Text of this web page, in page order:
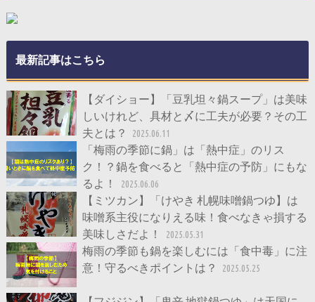
最新記事はこちら
【ダイショー】「豆乳坦々鍋スープ」は美味
しいけれど、具材と〆に工夫が必要？その工
夫とは？
2025.06.11
「梅雨の季節に鍋」は「熱中症」のリス
ク！？鍋を食べると「熱中症の予防」にもな
るよ！
2025.06.06
【ミツカン】「けやき 札幌味噌鍋つゆ】は
味噌系主役になりえる味！食べなきゃ損する
美味しさだよ！
2025.05.31
梅雨の季節も鍋を楽しむには「食中毒」に注
意！守るべきポイントは？
2025.05.25